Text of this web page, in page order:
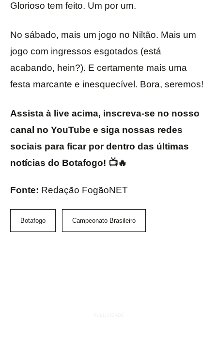
Glorioso tem feito. Um por um.
No sábado, mais um jogo no Niltão. Mais um
jogo com ingressos esgotados (está
acabando, hein?). E certamente mais uma
festa marcante e inesquecível. Bora, seremos!
Assista à live acima, inscreva-se no nosso
canal no YouTube e siga nossas redes
sociais para ficar por dentro das últimas
notícias do Botafogo! 📺🔥
Fonte: Redação FogãoNET
Botafogo Campeonato Brasileiro